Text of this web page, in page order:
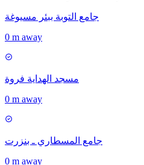
جامع التوبة ببئر مسيوغة
0 m away
مسجد الهداية فروة
0 m away
جامع المسطاري ـ بنزرت
0 m away